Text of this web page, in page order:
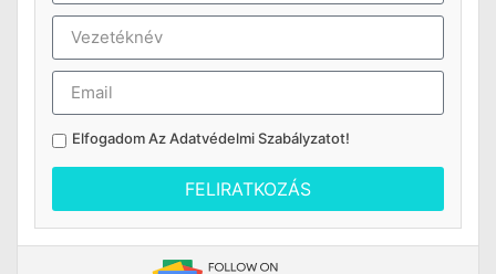
Elfogadom AzAdatvédelmi Szabályzatot!
FELIRATKOZÁS